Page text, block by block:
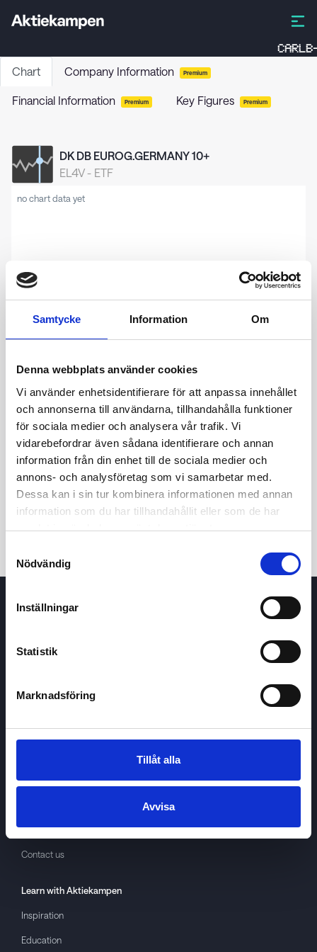
Samtycke Information Om
Denna webbplats använder cookies
Vi använder enhetsidentifierare för att anpassa innehållet
och annonserna till användarna, tillhandahålla funktioner
för sociala medier och analysera vår trafik. Vi
vidarebefordrar även sådana identifierare och annan
information från din enhet till de sociala medier och
annons- och analysföretag som vi samarbetar med.
Dessa kan i sin tur kombinera informationen med annan
information som du har tillhandahållit eller som de har
samlat in när du har använt deras tjänster.
Nödvändig
Inställningar
Statistik
Marknadsföring
Tillåt alla
Avvisa
Chart Company Information Premium
Financial Information Premium Key Figures Premium
DK DB EUROG.GERMANY 10+
EL4V- ETF
no chart data yet
24h 7d 1m 3m 1y 5y
Trade
AboutAktiekampen
About cookies
GDPR
Contact us
Learn with Aktiekampen
Inspiration
Education